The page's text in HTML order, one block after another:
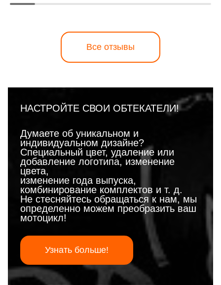
Все отзывы
НАСТРОЙТЕ СВОИ ОБТЕКАТЕЛИ!
Думаете об уникальном и
индивидуальном дизайне?
Специальный цвет, удаление или
добавление логотипа, изменение
цвета,
изменение года выпуска,
комбинирование комплектов и т. д.
Не стесняйтесь обращаться к нам, мы
определенно можем преобразить ваш
мотоцикл!
Узнать больше!